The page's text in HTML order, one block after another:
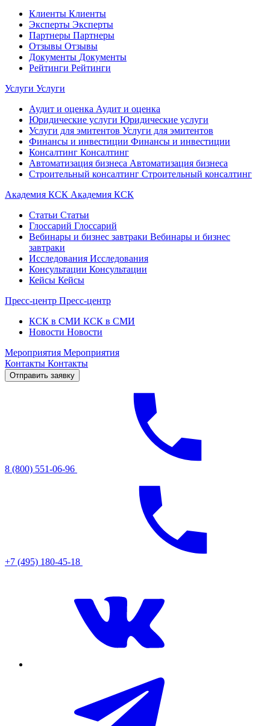
Клиенты Клиенты
Эксперты Эксперты
Партнеры Партнеры
Отзывы Отзывы
Документы Документы
Рейтинги Рейтинги
Услуги Услуги
Аудит и оценка Аудит и оценка
Юридические услуги Юридические услуги
Услуги для эмитентов Услуги для эмитентов
Финансы и инвестиции Финансы и инвестиции
Консалтинг Консалтинг
Автоматизация бизнеса Автоматизация бизнеса
Строительный консалтинг Строительный консалтинг
Академия КСК Академия КСК
Статьи Статьи
Глоссарий Глоссарий
Вебинары и бизнес завтраки Вебинары и бизнес
завтраки
Исследования Исследования
Консультации Консультации
Кейсы Кейсы
Пресс-центр Пресс-центр
КСК в СМИ КСК в СМИ
Новости Новости
Мероприятия Мероприятия
Контакты Контакты
Отправить заявку
8 (800) 551-06-96
+7 (495) 180-45-18